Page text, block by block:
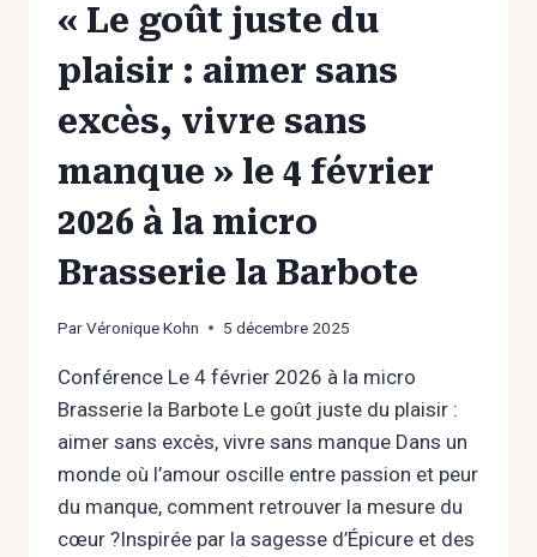
« Le goût juste du
plaisir : aimer sans
excès, vivre sans
manque » le 4 février
2026 à la micro
Brasserie la Barbote
ParVéronique Kohn 5 décembre 2025
Conférence Le 4 février 2026 à la micro
Brasserie la Barbote Le goût juste du plaisir :
aimer sans excès, vivre sans manque Dans un
monde où l’amour oscille entre passion et peur
du manque, comment retrouver la mesure du
cœur ?Inspirée par la sagesse d’Épicure et des